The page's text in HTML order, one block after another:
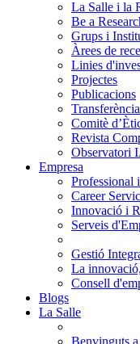
La Salle i la
Be a
Grups i
Àrees de
Linies
Projectes
Publicacions
Comitè
Revista
Observatori
Empresa
Professional
Career
Innovació i
Serveis
Gestió
La
Consell
Blogs
La Salle
Benvinguts